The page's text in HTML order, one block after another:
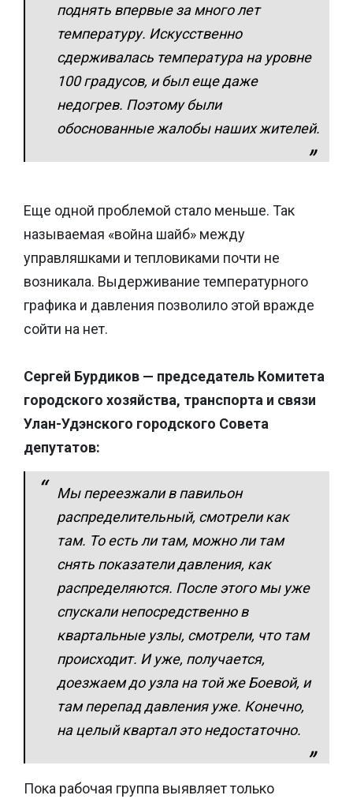
поднять впервые за много лет
температуру. Искусственно
сдерживалась температура на уровне
100 градусов, и был еще даже
недогрев. Поэтому были
обоснованные жалобы наших жителей.
Еще одной проблемой стало меньше. Так
называемая «война шайб» между
управляшками и тепловиками почти не
возникала. Выдерживание температурного
графика и давления позволило этой вражде
сойти на нет.
Сергей Бурдиков — председатель Комитета
городского хозяйства, транспорта и связи
Улан-Удэнского городского Совета
депутатов:
Мы переезжали в павильон
распределительный, смотрели как
там. То есть ли там, можно ли там
снять показатели давления, как
распределяются. После этого мы уже
спускали непосредственно в
квартальные узлы, смотрели, что там
происходит. И уже, получается,
доезжаем до узла на той же Боевой, и
там перепад давления уже. Конечно,
на целый квартал это недостаточно.
Пока рабочая группа выявляет только